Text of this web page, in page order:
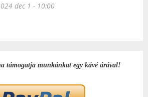
dec 1 - 10:00
támogatja munkánkat egy kávé árával!